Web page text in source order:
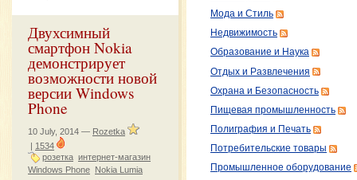
Двухсимный
смартфон Nokia
демонстрирует
возможности новой
версии Windows
Phone
10 July, 2014 — Rozetka
| 1534
розетка интернет-магазин
Windows Phone Nokia Lumia
Мода и Стиль
Недвижимость
Образование и Наука
Отдых и Развлечения
Охрана и Безопасность
Пищевая промышленность
Полиграфия и Печать
Потребительские товары
Промышленное оборудование